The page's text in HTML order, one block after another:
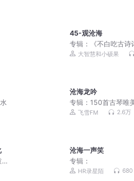
45-观沧海
专辑：
《不白吃古
大智慧和小硕果
沧海龙吟
专辑： 150首古琴唯
飞雪FM 2.6万
沧海一声笑
专辑：
HR录星陌 680